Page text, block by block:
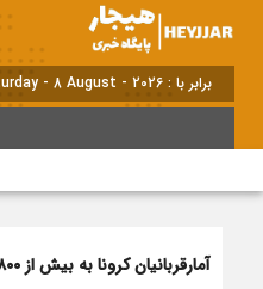
برابر با : Saturday - 8 August - 2026
آمارقربانیان کرونا به بیش از ۲۸۰۰ نفر در لرستان رسید